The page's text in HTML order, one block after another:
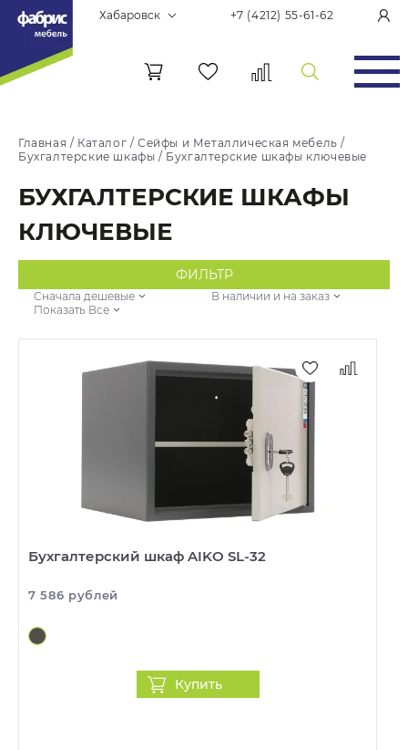
Хабаровск +7 (4212) 55-61-62
Главная / Каталог /Сейфы и Металлическая мебель /
Бухгалтерские шкафы / Бухгалтерские шкафы ключевые
БУХГАЛТЕРСКИЕ ШКАФЫ
КЛЮЧЕВЫЕ
ФИЛЬТР
Сначала дешевые
В наличии и на заказ
Показать Все
Бухгалтерский шкаф AIKO SL-32
7 586 рублей
Купить